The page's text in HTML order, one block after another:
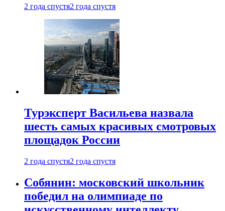
2 года спустя2 года спустя
Турэксперт Васильева назвала
шесть самых красивых смотровых
площадок России
2 года спустя2 года спустя
Собянин: московский школьник
победил на олимпиаде по